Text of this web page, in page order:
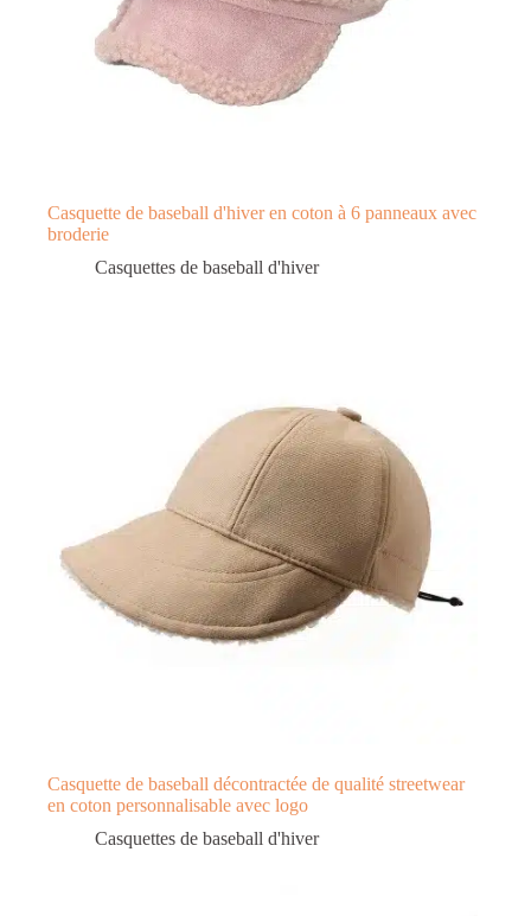
Casquette de baseball d'hiver en coton à 6 panneaux avec
broderie
Casquettes de baseball d'hiver
Casquette de baseball décontractée de qualité streetwear
en coton personnalisable avec logo
Casquettes de baseball d'hiver